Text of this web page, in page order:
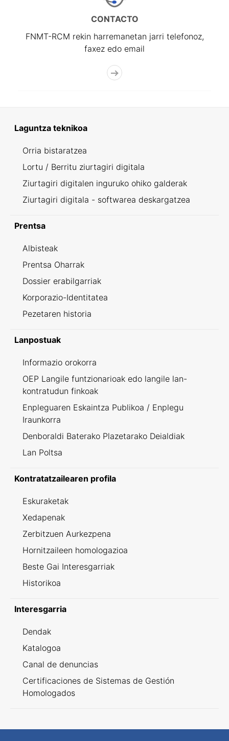
CONTACTO
FNMT-RCM rekin harremanetan jarri telefonoz,
faxez edo email
Laguntza teknikoa
Orria bistaratzea
Lortu / Berritu ziurtagiri digitala
Ziurtagiri digitalen inguruko ohiko galderak
Ziurtagiri digitala - softwarea deskargatzea
Prentsa
Albisteak
Prentsa Oharrak
Dossier erabilgarriak
Korporazio-Identitatea
Pezetaren historia
Lanpostuak
Informazio orokorra
OEP Langile funtzionarioak edo langile lan-
kontratudun finkoak
Enpleguaren Eskaintza Publikoa / Enplegu
Iraunkorra
Denboraldi Baterako Plazetarako Deialdiak
Lan Poltsa
Kontratatzailearen profila
Eskuraketak
Xedapenak
Zerbitzuen Aurkezpena
Hornitzaileen homologazioa
Beste Gai Interesgarriak
Historikoa
Interesgarria
Dendak
Katalogoa
Canal de denuncias
Certificaciones de Sistemas de Gestión
Homologados